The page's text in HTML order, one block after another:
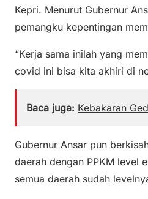
Kepri. Menurut Gubernur
pemangku kepentingan
“Kerja sama inilah yang
covid ini bisa kita akhiri di
Baca juga: Kebakaran
Gubernur Ansar pun
daerah dengan PPKM level
semua daerah sudah